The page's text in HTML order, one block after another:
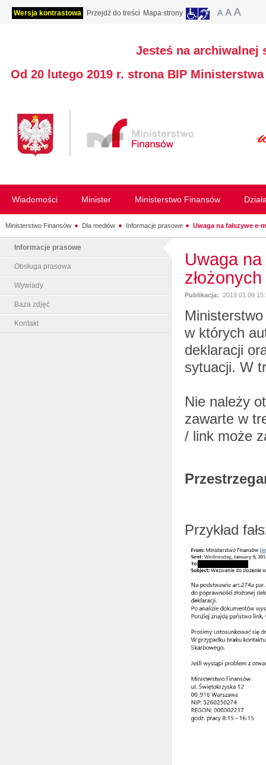
Wersja kontrastowa Przejdź do treści Mapa strony
Jesteś na archiwalnej
Od 20 lutego 2019 r. strona BIP
Wiadomości Minister Ministerstwo Finansów
Ministerstwo Finansów Dla mediów Informacje prasowe Uwaga na fałszywe e-
Informacje prasowe
Obsługa prasowa
Wywiady
Baza zdjęć
Kontakt
Uwaga
Publikacja: 2019.01.09
w których
deklaracji
sytuacji. W
Nie należy
zawarte w
/ link może
Przykład